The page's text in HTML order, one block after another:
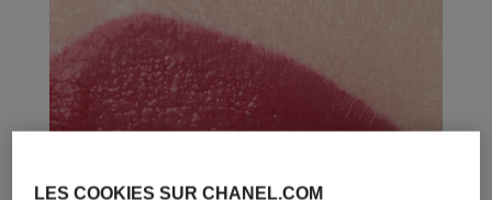
LES COOKIES SUR CHANEL.COM